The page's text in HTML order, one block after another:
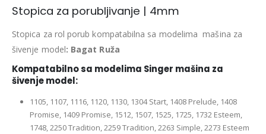
Stopica za porubljivanje | 4mm
Stopica za rol porub kompatabilna sa modelima mašina za
šivenje model: Bagat Ruža
Kompatabilno sa modelima Singer mašina za
šivenje model:
1105, 1107, 1116, 1120, 1130, 1304 Start, 1408 Prelude, 1408
Promise, 1409 Promise, 1512, 1507, 1525, 1725, 1732 Esteem,
1748, 2250 Tradition, 2259 Tradition, 2263 Simple, 2273 Esteem